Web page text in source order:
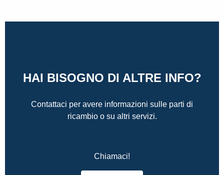
HAI BISOGNO DI ALTRE INFO?
Contattaci per avere informazioni sulle parti di
ricambio o su altri servizi.
Chiamaci!